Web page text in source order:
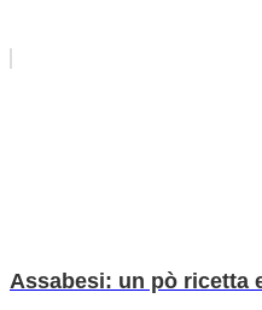
Assabesi: un pò ricetta